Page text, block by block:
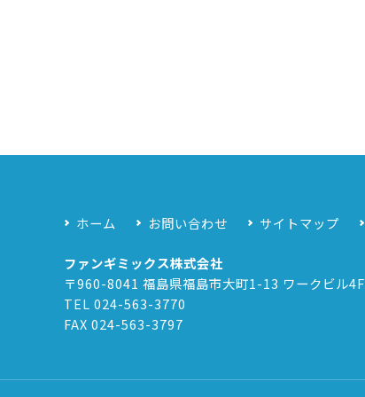
ホーム お問い合わせ サイトマップ
ファンギミックス株式会社
〒960-8041 福島県福島市大町1-13 ワークビル4F
TEL 024-563-3770
FAX 024-563-3797